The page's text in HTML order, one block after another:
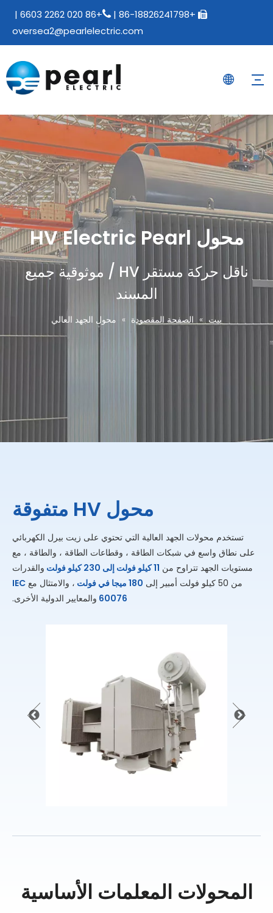

+86-18826241798 |

+86 020 2262 6603 |
oversea2@pearlelectric.com
محول HV Electric Pearl
ناقل حركة مستقر HV / موثوقية جميع
المسند
بيت » الصفحة المقصودة » محول الجهد العالي
محول HV متفوقة
تستخدم محولات الجهد العالية التي تحتوي على زيت بيرل الكهربائي
على نطاق واسع في شبكات الطاقة ، وقطاعات الطاقة ، والطاقة ، مع
مستويات الجهد تتراوح من 11 كيلو فولت إلى 230 كيلو فولت
والقدرات
من 50 كيلو فولت أمبير إلى
180 ميجا في فولت ، والامتثال مع IEC
60076 والمعايير الدولية الأخرى.
المحولات المعلمات الأساسية